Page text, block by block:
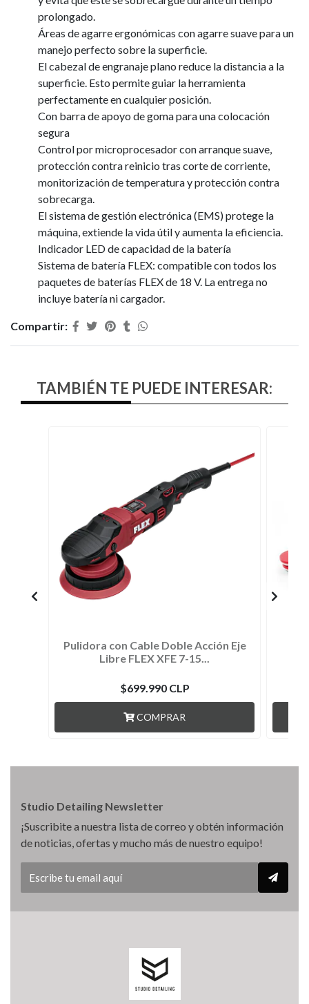
prolongado.
Áreas de agarre ergonómicas con agarre suave para un
manejo perfecto sobre la superficie.
El cabezal de engranaje plano reduce la distancia a la
superficie. Esto permite guiar la herramienta
perfectamente en cualquier posición.
Con barra de apoyo de goma para una colocación
segura
Control por microprocesador con arranque suave,
protección contra reinicio tras corte de corriente,
monitorización de temperatura y protección contra
sobrecarga.
El sistema de gestión electrónica (EMS) protege la
máquina, extiende la vida útil y aumenta la eficiencia.
Indicador LED de capacidad de la batería
Sistema de batería FLEX: compatible con todos los
paquetes de baterías FLEX de 18 V. La entrega no
incluye batería ni cargador.
Compartir:
TAMBIÉN TE PUEDE INTERESAR:
Pulidora con Cable Doble Acción Eje
Libre FLEX XFE 7-15...
$699.990 CLP
COMPRAR
Studio Detailing Newsletter
¡Suscribite a nuestra lista de correo y obtén información
de noticias, ofertas y mucho más de nuestro equipo!